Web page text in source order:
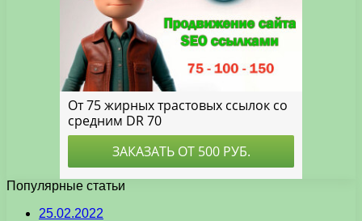
Популярные статьи
25.02.2022